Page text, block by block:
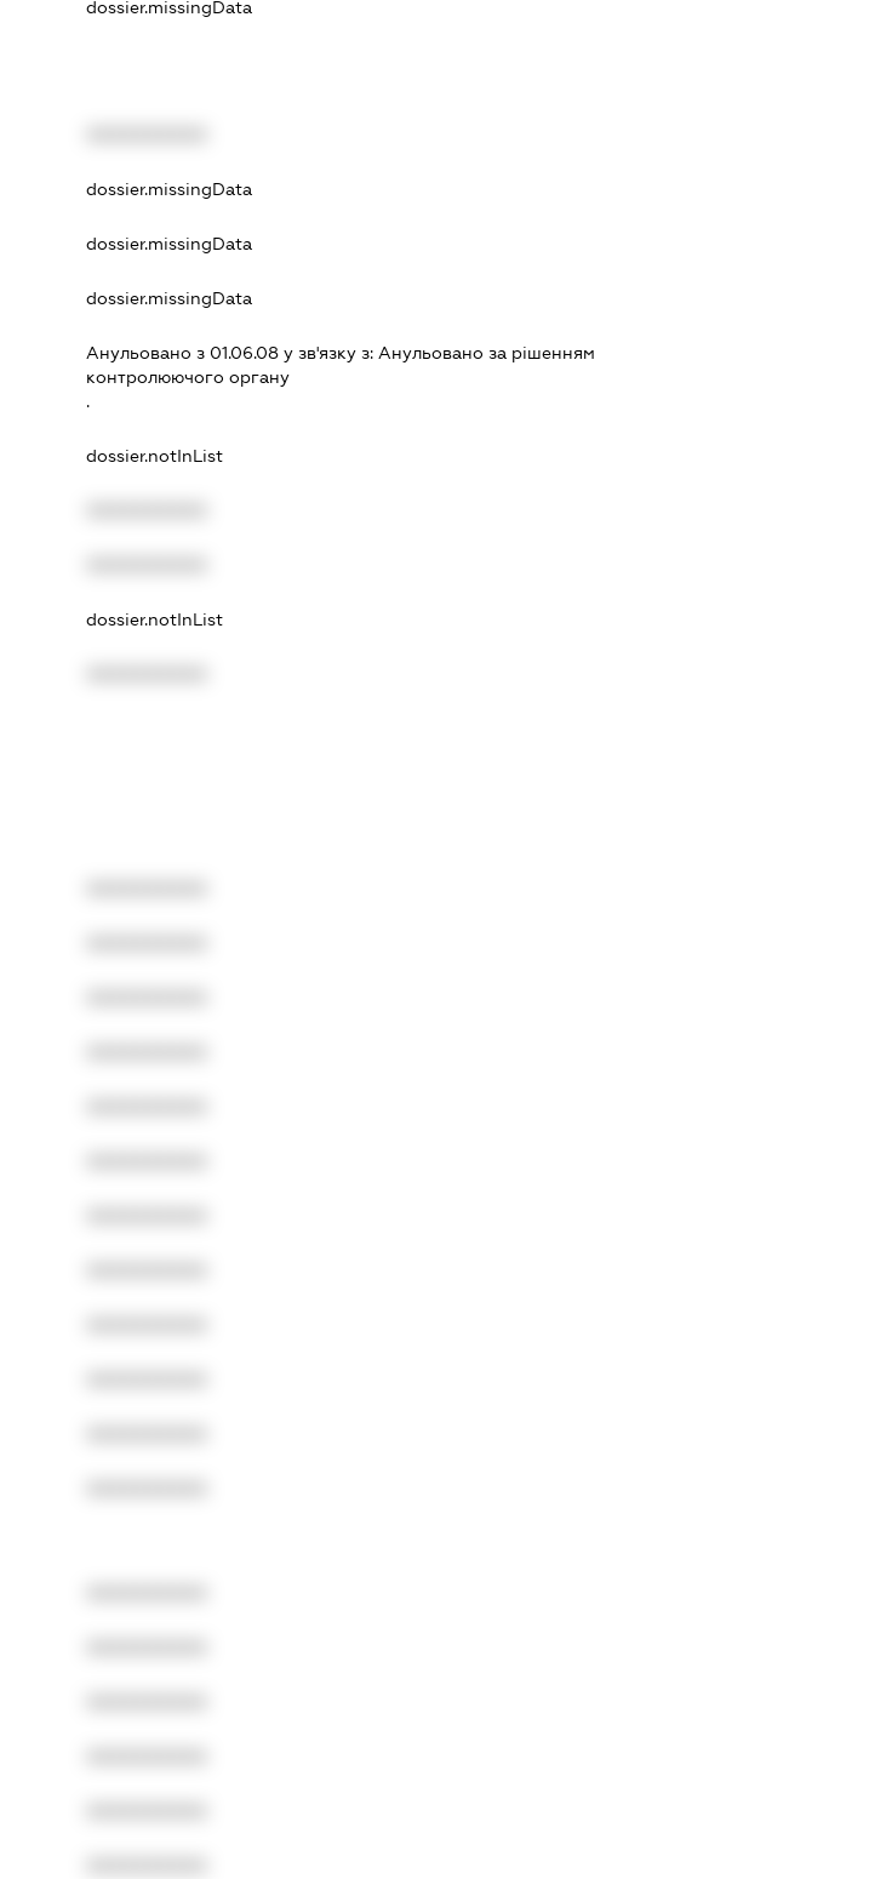
dossier.missingData
dossier.missingData
dossier.missingData
dossier.missingData
Анульовано з 01.06.08 у зв'язку з: Анульовано за рiшенням
контролюючого органу
.
dossier.notInList
dossier.notInList